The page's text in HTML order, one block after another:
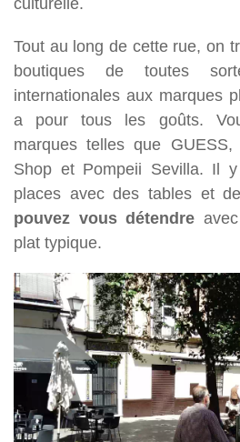
Tout au long de cette rue, on
boutiques de toutes
internationales aux marques
a pour tous les goûts.
marques telles que
Shop et Pompeii Sevilla. Il
places avec des tables et
pouvez vous détendre
plat typique.